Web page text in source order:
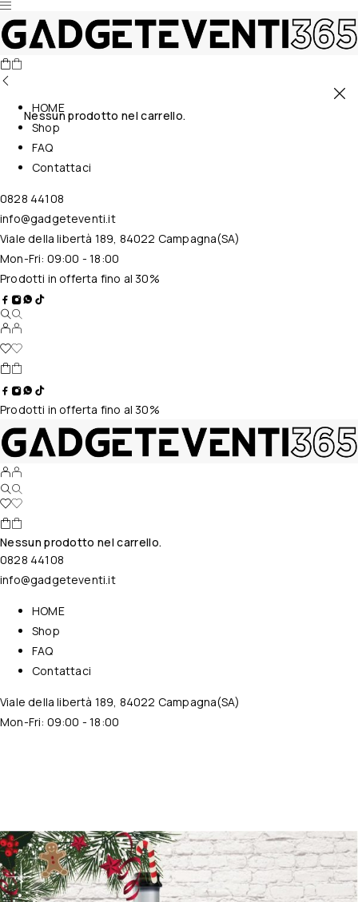
Nessun prodotto nel carrello.
HOME
Shop
FAQ
Contattaci
0828 44108
info@gadgeteventi.it
Viale della libertà 189, 84022 Campagna(SA)
Mon-Fri: 09:00 - 18:00
Prodotti in offerta fino al 30%
Prodotti in offerta fino al 30%
Nessun prodotto nel carrello.
0828 44108
info@gadgeteventi.it
HOME
Shop
FAQ
Contattaci
Viale della libertà 189, 84022 Campagna(SA)
Mon-Fri: 09:00 - 18:00